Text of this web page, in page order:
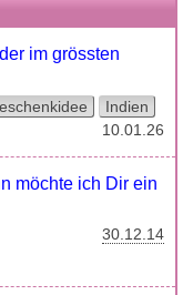
im grössten
Indien
10.01.26
möchte ich Dir ein
30.12.14